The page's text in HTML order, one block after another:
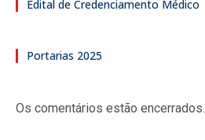
Edital de Credenciamento Médico
Portarias 2025
Os comentários estão encerrados.